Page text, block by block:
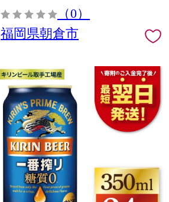
（0）
福岡県朝倉市